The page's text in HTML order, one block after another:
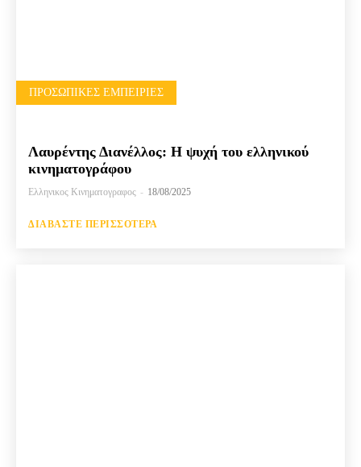
ΠΡΟΣΩΠΙΚΈΣ ΕΜΠΕΙΡΊΕΣ
Λαυρέντης Διανέλλος: Η ψυχή του ελληνικού
κινηματογράφου
Ελληνικος Κινηματογραφος - 18/08/2025
ΔΙΑΒΆΣΤΕ ΠΕΡΙΣΣΌΤΕΡΑ